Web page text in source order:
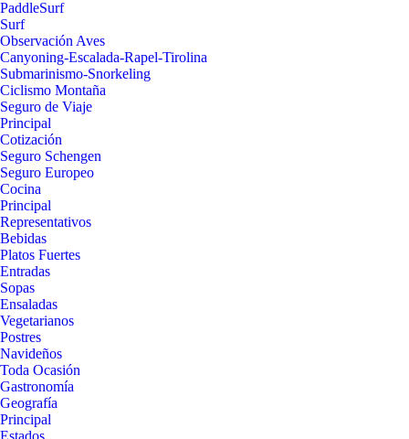
PaddleSurf
Surf
Observación Aves
Canyoning-Escalada-Rapel-Tirolina
Submarinismo-Snorkeling
Ciclismo Montaña
Seguro de Viaje
Principal
Cotización
Seguro Schengen
Seguro Europeo
Cocina
Principal
Representativos
Bebidas
Platos Fuertes
Entradas
Sopas
Ensaladas
Vegetarianos
Postres
Navideños
Toda Ocasión
Gastronomía
Geografía
Principal
Estados